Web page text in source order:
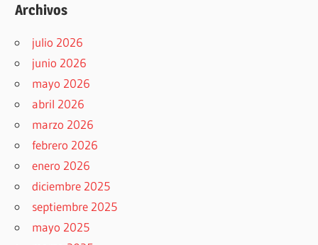
Archivos
julio 2026
junio 2026
mayo 2026
abril 2026
marzo 2026
febrero 2026
enero 2026
diciembre 2025
septiembre 2025
mayo 2025